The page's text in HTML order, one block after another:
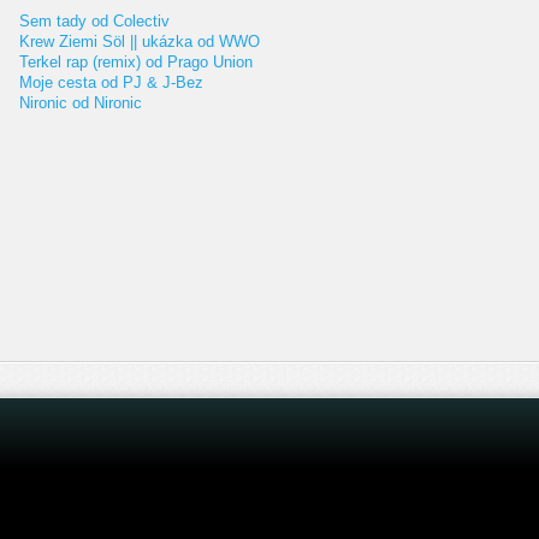
Sem tady od Colectiv
Krew Ziemi Söl || ukázka od WWO
Terkel rap (remix) od Prago Union
Moje cesta od PJ & J-Bez
Nironic od Nironic